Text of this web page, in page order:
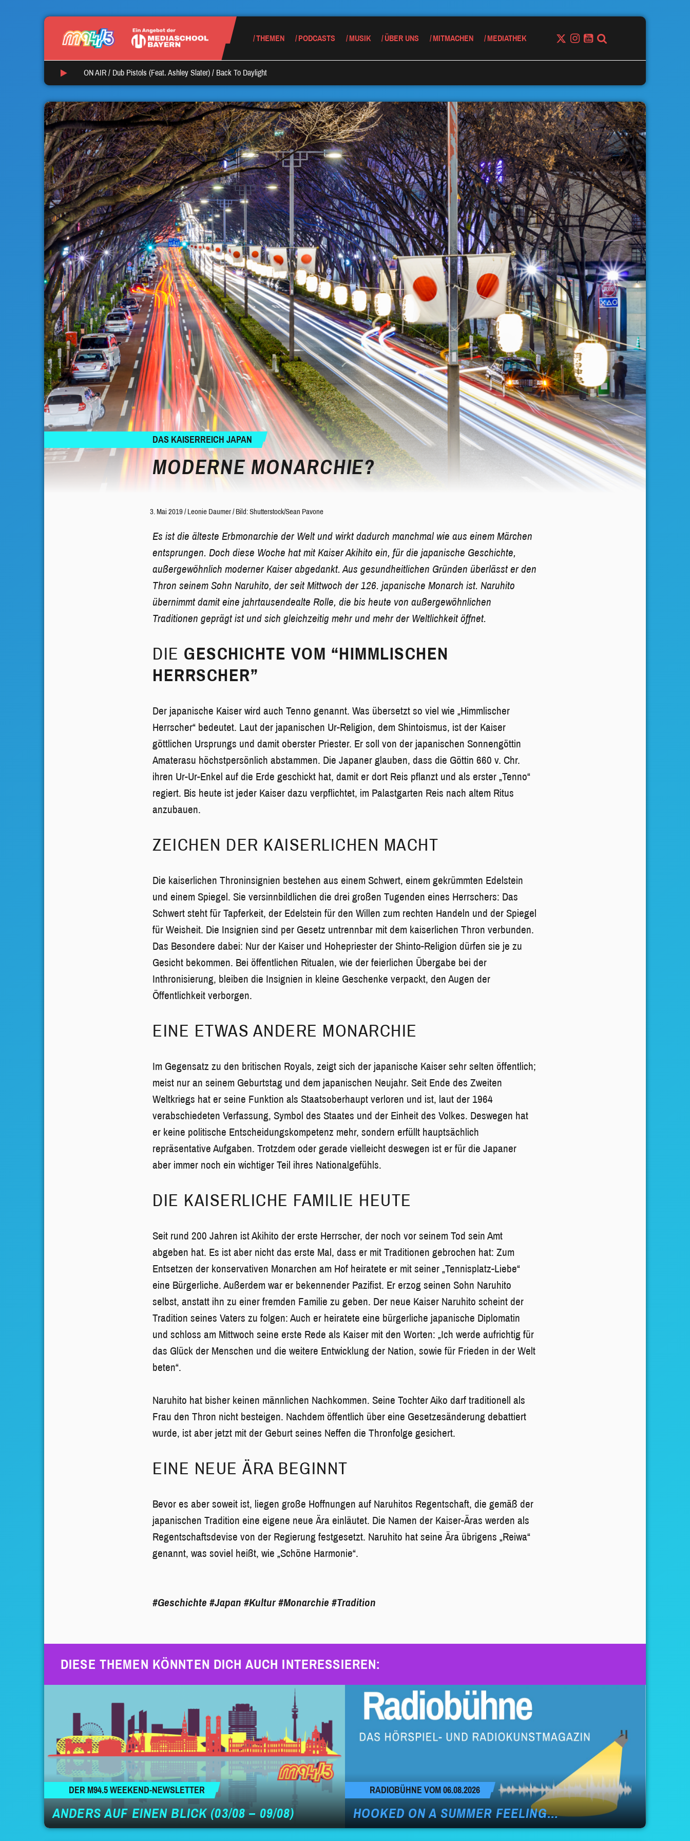
THEMEN PODCASTS MUSIK ÜBER UNS MITMACHEN MEDIATHEK
ON AIR / Dub Pistols (Feat. Ashley Slater) / Back To Daylight
DAS KAISERREICH JAPAN
MODERNE MONARCHIE?
3. Mai 2019/Leonie Daumer/Bild: Shutterstock/Sean Pavone
Es ist die älteste Erbmonarchie der Welt und wirkt dadurch manchmal wie aus einem Märchen
entsprungen. Doch diese Woche hat mit Kaiser Akihito ein, für die japanische Geschichte,
außergewöhnlich moderner Kaiser abgedankt. Aus gesundheitlichen Gründen überlässt er den
Thron seinem Sohn Naruhito, der seit Mittwoch der 126. japanische Monarch ist. Naruhito
übernimmt damit eine jahrtausendealte Rolle, die bis heute von außergewöhnlichen
Traditionen geprägt ist und sich gleichzeitig mehr und mehr der Weltlichkeit öffnet.
DIE GESCHICHTE VOM “HIMMLISCHEN
HERRSCHER”
Der japanische Kaiser wird auch Tenno genannt. Was übersetzt so viel wie „Himmlischer
Herrscher“ bedeutet. Laut der japanischen Ur-Religion, dem Shintoismus, ist der Kaiser
göttlichen Ursprungs und damit oberster Priester. Er soll von der japanischen Sonnengöttin
Amaterasu höchstpersönlich abstammen. Die Japaner glauben, dass die Göttin 660 v. Chr.
ihren Ur-Ur-Enkel auf die Erde geschickt hat, damit er dort Reis pflanzt und als erster „Tenno“
regiert. Bis heute ist jeder Kaiser dazu verpflichtet, im Palastgarten Reis nach altem Ritus
anzubauen.
ZEICHEN DER KAISERLICHEN MACHT
Die kaiserlichen Throninsignien bestehen aus einem Schwert, einem gekrümmten Edelstein
und einem Spiegel. Sie versinnbildlichen die drei großen Tugenden eines Herrschers: Das
Schwert steht für Tapferkeit, der Edelstein für den Willen zum rechten Handeln und der Spiegel
für Weisheit. Die Insignien sind per Gesetz untrennbar mit dem kaiserlichen Thron verbunden.
Das Besondere dabei: Nur der Kaiser und Hohepriester der Shinto-Religion dürfen sie je zu
Gesicht bekommen. Bei öffentlichen Ritualen, wie der feierlichen Übergabe bei der
Inthronisierung, bleiben die Insignien in kleine Geschenke verpackt, den Augen der
Öffentlichkeit verborgen.
EINE ETWAS ANDERE MONARCHIE
Im Gegensatz zu den britischen Royals, zeigt sich der japanische Kaiser sehr selten öffentlich;
meist nur an seinem Geburtstag und dem japanischen Neujahr. Seit Ende des Zweiten
Weltkriegs hat er seine Funktion als Staatsoberhaupt verloren und ist, laut der 1964
verabschiedeten Verfassung, Symbol des Staates und der Einheit des Volkes. Deswegen hat
er keine politische Entscheidungskompetenz mehr, sondern erfüllt hauptsächlich
repräsentative Aufgaben. Trotzdem oder gerade vielleicht deswegen ist er für die Japaner
aber immer noch ein wichtiger Teil ihres Nationalgefühls.
DIE KAISERLICHE FAMILIE HEUTE
Seit rund 200 Jahren ist Akihito der erste Herrscher, der noch vor seinem Tod sein Amt
abgeben hat. Es ist aber nicht das erste Mal, dass er mit Traditionen gebrochen hat: Zum
Entsetzen der konservativen Monarchen am Hof heiratete er mit seiner „Tennisplatz-Liebe“
eine Bürgerliche. Außerdem war er bekennender Pazifist. Er erzog seinen Sohn Naruhito
selbst, anstatt ihn zu einer fremden Familie zu geben. Der neue Kaiser Naruhito scheint der
Tradition seines Vaters zu folgen: Auch er heiratete eine bürgerliche japanische Diplomatin
und schloss am Mittwoch seine erste Rede als Kaiser mit den Worten: „Ich werde aufrichtig für
das Glück der Menschen und die weitere Entwicklung der Nation, sowie für Frieden in der Welt
beten“.
Naruhito hat bisher keinen männlichen Nachkommen. Seine Tochter Aiko darf traditionell als
Frau den Thron nicht besteigen. Nachdem öffentlich über eine Gesetzesänderung debattiert
wurde, ist aber jetzt mit der Geburt seines Neffen die Thronfolge gesichert.
EINE NEUE ÄRA BEGINNT
Bevor es aber soweit ist, liegen große Hoffnungen auf Naruhitos Regentschaft, die gemäß der
japanischen Tradition eine eigene neue Ära einläutet. Die Namen der Kaiser-Äras werden als
Regentschaftsdevise von der Regierung festgesetzt. Naruhito hat seine Ära übrigens „Reiwa“
genannt, was soviel heißt, wie „Schöne Harmonie“.
#Geschichte #Japan #Kultur #Monarchie #Tradition
DIESE THEMEN KÖNNTEN DICH AUCH INTERESSIEREN:
DER M94.5 WEEKEND-NEWSLETTER
ANDERS AUF EINEN BLICK (03/08 – 09/08)
RADIOBÜHNE VOM 06.08.2026
HOOKED ON A SUMMER FEELING…